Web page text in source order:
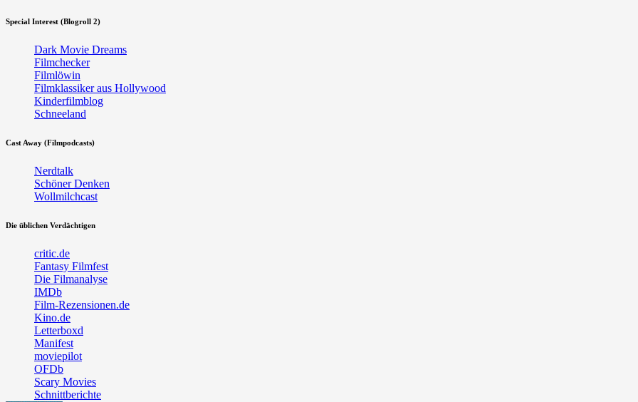
Special Interest (Blogroll 2)
Dark Movie Dreams
Filmchecker
Filmlöwin
Filmklassiker aus Hollywood
Kinderfilmblog
Schneeland
Cast Away (Filmpodcasts)
Nerdtalk
Schöner Denken
Wollmilchcast
Die üblichen Verdächtigen
critic.de
Fantasy Filmfest
Die Filmanalyse
IMDb
Film-Rezensionen.de
Kino.de
Letterboxd
Manifest
moviepilot
OFDb
Scary Movies
Schnittberichte